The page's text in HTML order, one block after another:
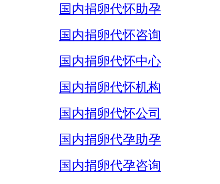
国内捐卵代怀助孕
国内捐卵代怀咨询
国内捐卵代怀中心
国内捐卵代怀机构
国内捐卵代怀公司
国内捐卵代孕助孕
国内捐卵代孕咨询